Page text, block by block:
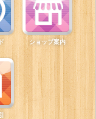
ショップ案内